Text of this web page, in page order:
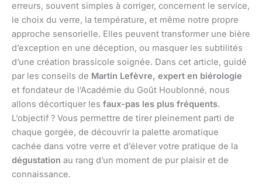
erreurs, souvent simples à corriger, concernent le service,
le choix du verre, la température, et même notre propre
approche sensorielle. Elles peuvent transformer une bière
d’exception en une déception, ou masquer les subtilités
d’une création brassicole soignée. Dans cet article, guidé
par les conseils de Martin Lefèvre, expert en biérologie
et fondateur de l’Académie du Goût Houblonné, nous
allons décortiquer les faux-pas les plus fréquents.
L’objectif ? Vous permettre de tirer pleinement parti de
chaque gorgée, de découvrir la palette aromatique
cachée dans votre verre et d’élever votre pratique de la
dégustation au rang d’un moment de pur plaisir et de
connaissance.